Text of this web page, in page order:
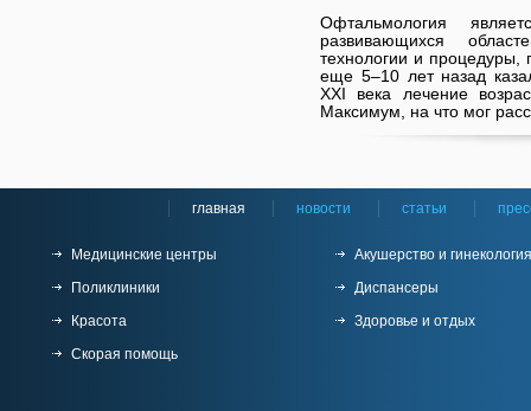
Офтальмология
развивающихся
технологии и процедуры,
еще 5–10 лет назад
XXI века лечение
Максимум, на что мог
главная новости статьи
Медицинские центры
Акушерство и гинекология
Поликлиники
Диспансеры
Красота
Здоровье и отдых
Скорая помощь